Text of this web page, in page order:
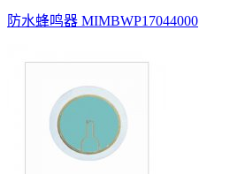
防水蜂鸣器 MIMBWP17044000